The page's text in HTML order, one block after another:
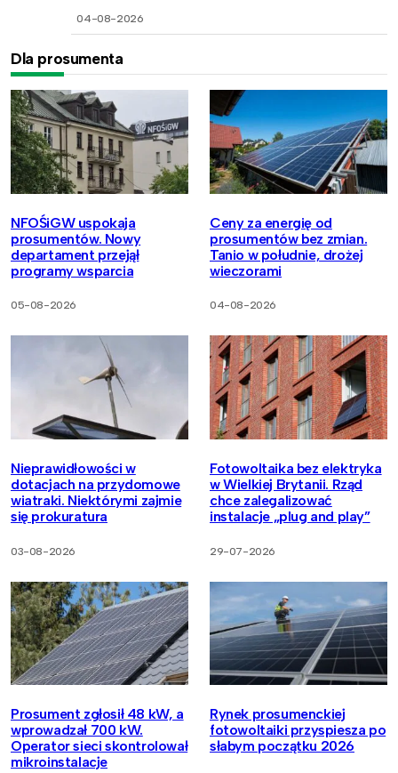
04-08-2026
Dla prosumenta
NFOŚiGW uspokaja
prosumentów. Nowy
departament przejął
programy wsparcia
05-08-2026
Ceny za energię od
prosumentów bez zmian.
Tanio w południe, drożej
wieczorami
04-08-2026
Nieprawidłowości w
dotacjach na przydomowe
wiatraki. Niektórymi zajmie
się prokuratura
03-08-2026
Fotowoltaika bez elektryka
w Wielkiej Brytanii. Rząd
chce zalegalizować
instalacje „plug and play”
29-07-2026
Prosument zgłosił 48 kW, a
wprowadzał 700 kW.
Operator sieci skontrolował
mikroinstalacje
Rynek prosumenckiej
fotowoltaiki przyspiesza po
słabym początku 2026